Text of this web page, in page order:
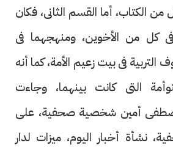
الكتاب، أما القسم الثانى، فكان
كل من الأخوين، ومنهجهما فى
فى بيت زعيم الأمة، كما أنه
التى كانت بينهما، وجاءت
مصطفى أمين شخصية صحفية، على
نشأة أخبار اليوم، ميزات لدار